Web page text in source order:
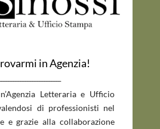
in Agenzia!
Letteraria e Ufficio
di professionisti nel
e grazie alla collaborazione